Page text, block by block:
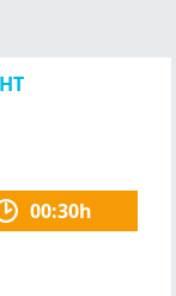
00:30h